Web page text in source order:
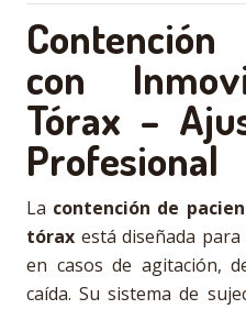
con
Tórax –
Profesional
La contención de
tórax está diseñada
en casos de agitación,
caída. Su sistema de